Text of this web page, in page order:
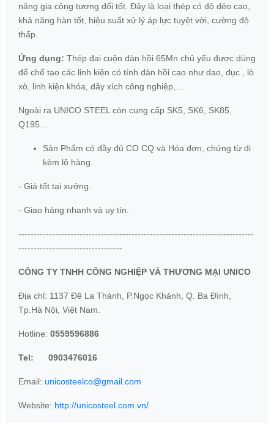
năng gia công tương đối tốt. Đây là loại thép có độ dẻo cao,
khả năng hàn tốt, hiệu suất xử lý áp lực tuyệt vời, cường độ
thấp.
Ứng dụng: Thép đai cuộn đàn hồi 65Mn chủ yếu được dùng
để chế tạo các linh kiện có tính đàn hồi cao như dao, đục , lò
xò, linh kiện khóa, dây xích công nghiệp,…
Ngoài ra UNICO STEEL còn cung cấp SK5, SK6, SK85,
Q195...
Sản Phẩm có đầy đủ CO CQ và Hóa đơn, chứng từ đi
kèm lô hàng.
- Giá tốt tại xưởng.
- Giao hàng nhanh và uy tín.
-----------------------------------------------------------------------------
----------------------------------
CÔNG TY TNHH CÔNG NGHIỆP VÀ THƯƠNG MẠI UNICO
Địa chỉ: 1137 Đê La Thành, P.Ngọc Khánh, Q. Ba Đình,
Tp.Hà Nội, Việt Nam.
Hotline: 0559596886
Tel: 0903476016
Email: unicosteelco@gmail.com
Website: http://unicosteel.com.vn/